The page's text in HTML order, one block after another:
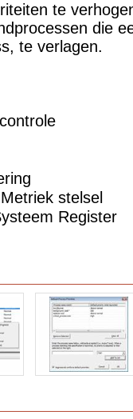
te
die
te verlagen.
stelsel
Register